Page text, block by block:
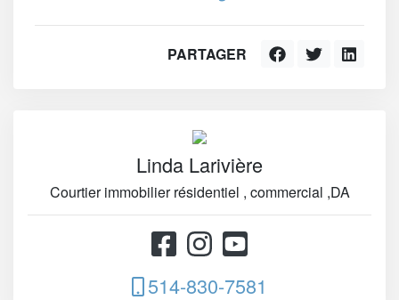
PARTAGER
Linda Larivière
Courtier immobilier résidentiel , commercial ,DA
514-830-7581